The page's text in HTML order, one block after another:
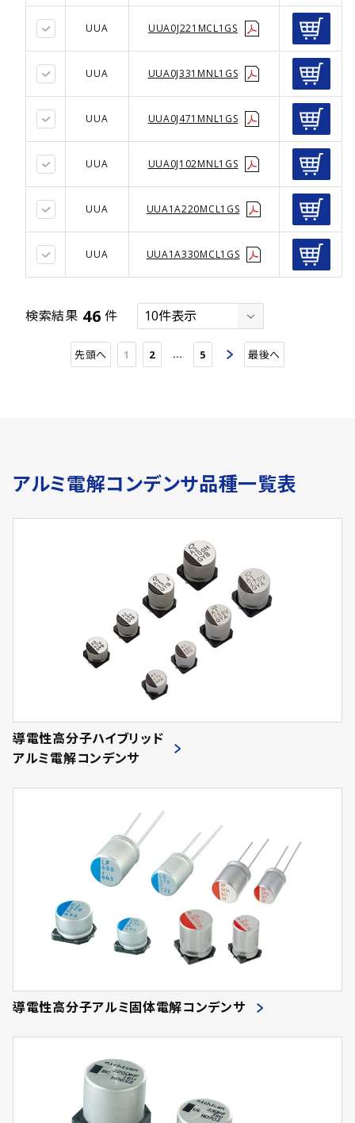
UUA UUA0J221MCL1GS
UUA UUA0J331MNL1GS
UUA UUA0J471MNL1GS
UUA UUA0J102MNL1GS
UUA UUA1A220MCL1GS
UUA UUA1A330MCL1GS
検索結果 46 件
先頭へ 1 2 … 5 最後へ
アルミ電解コンデンサ品種一覧表
導電性高分子ハイブリッド
アルミ電解コンデンサ
導電性高分子アルミ固体電解コンデンサ